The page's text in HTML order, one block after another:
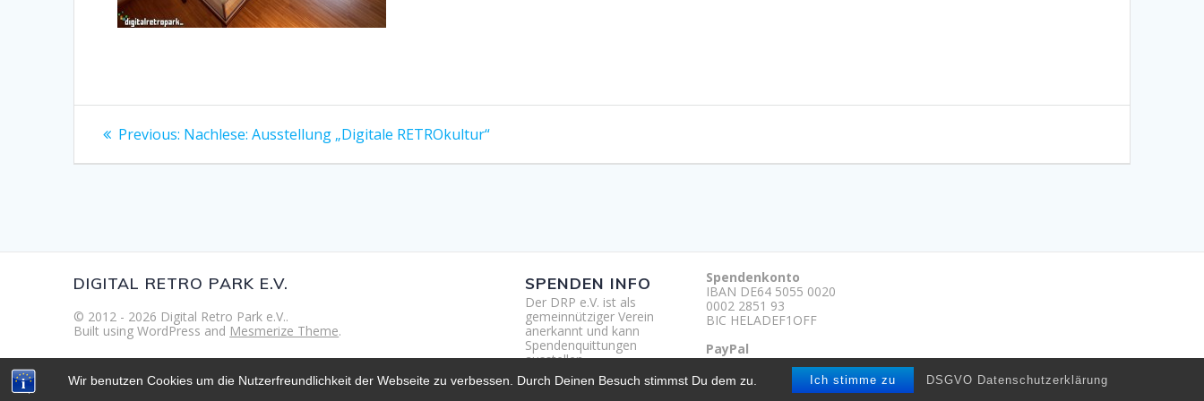
Wir benutzen Cookies um die Nutzerfreundlichkeit der Webseite zu verbessen. Durch Deinen Besuch stimmst Du dem zu. Ich stimme zu DSGVO Datenschutzerklärung
Beitragsnavigation
Previous: Previous
Nachlese: Ausstellung „Digitale RETROkultur“
DIGITAL RETRO PARK E.V.
© 2012 - 2026 Digital Retro Park e.V..
Built using WordPress and Mesmerize Theme.
SPENDEN INFO
Der DRP e.V. ist als
gemeinnütziger Verein
anerkannt und kann
Spendenquittungen
ausstellen.
Spendenkonto
IBAN DE64 5055 0020
0002 2851 93
BIC HELADEF1OFF
PayPal
http://paypal.me/drpmuse
um